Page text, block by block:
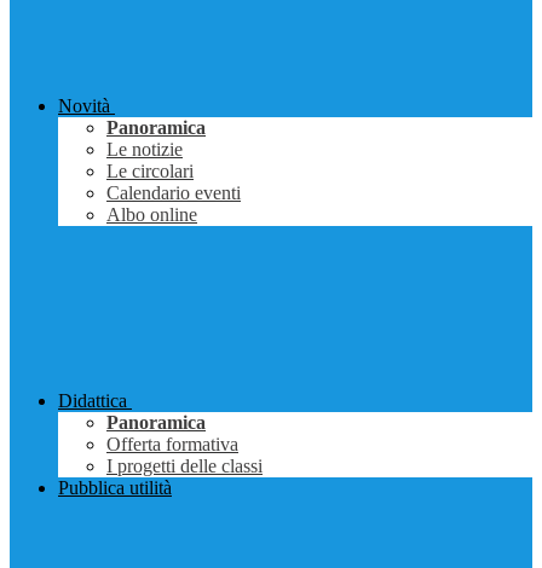
Novità
Panoramica
Le notizie
Le circolari
Calendario eventi
Albo online
Didattica
Panoramica
Offerta formativa
I progetti delle classi
Pubblica utilità